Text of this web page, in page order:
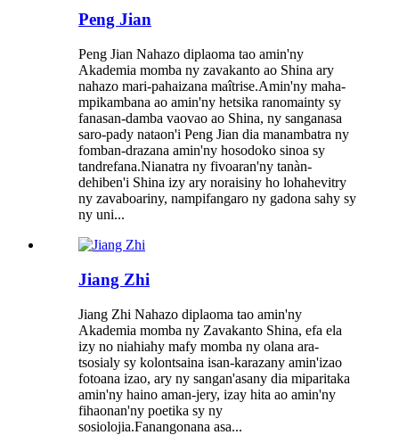
Peng Jian
Peng Jian Nahazo diplaoma tao amin'ny
Akademia momba ny zavakanto ao Shina ary
nahazo mari-pahaizana maîtrise.Amin'ny maha-
mpikambana ao amin'ny hetsika ranomainty sy
fanasan-damba vaovao ao Shina, ny sanganasa
saro-pady nataon'i Peng Jian dia manambatra ny
fomban-drazana amin'ny hosodoko sinoa sy
tandrefana.Nianatra ny fivoaran'ny tanàn-
dehiben'i Shina izy ary noraisiny ho lohahevitry
ny zavaboariny, nampifangaro ny gadona sahy sy
ny uni...
Jiang Zhi
Jiang Zhi Nahazo diplaoma tao amin'ny
Akademia momba ny Zavakanto Shina, efa ela
izy no niahiahy mafy momba ny olana ara-
tsosialy sy kolontsaina isan-karazany amin'izao
fotoana izao, ary ny sangan'asany dia miparitaka
amin'ny haino aman-jery, izay hita ao amin'ny
fihaonan'ny poetika sy ny
sosiolojia.Fanangonana asa...